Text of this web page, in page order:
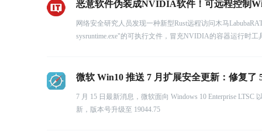
恶意软件伪装成NVIDIA软件！可远程控制
网络安全研究人员发现一种新型Rust远程访问木马
sysruntime.exe"的可执行文件，冒充NVIDIA的容器运行时工
微软 Win10 推送 7 月扩展安全更新：修复了
7 月 15 日最新消息，微软面向 Windows 10 Enterprise
新，版本号升级至 19044.75